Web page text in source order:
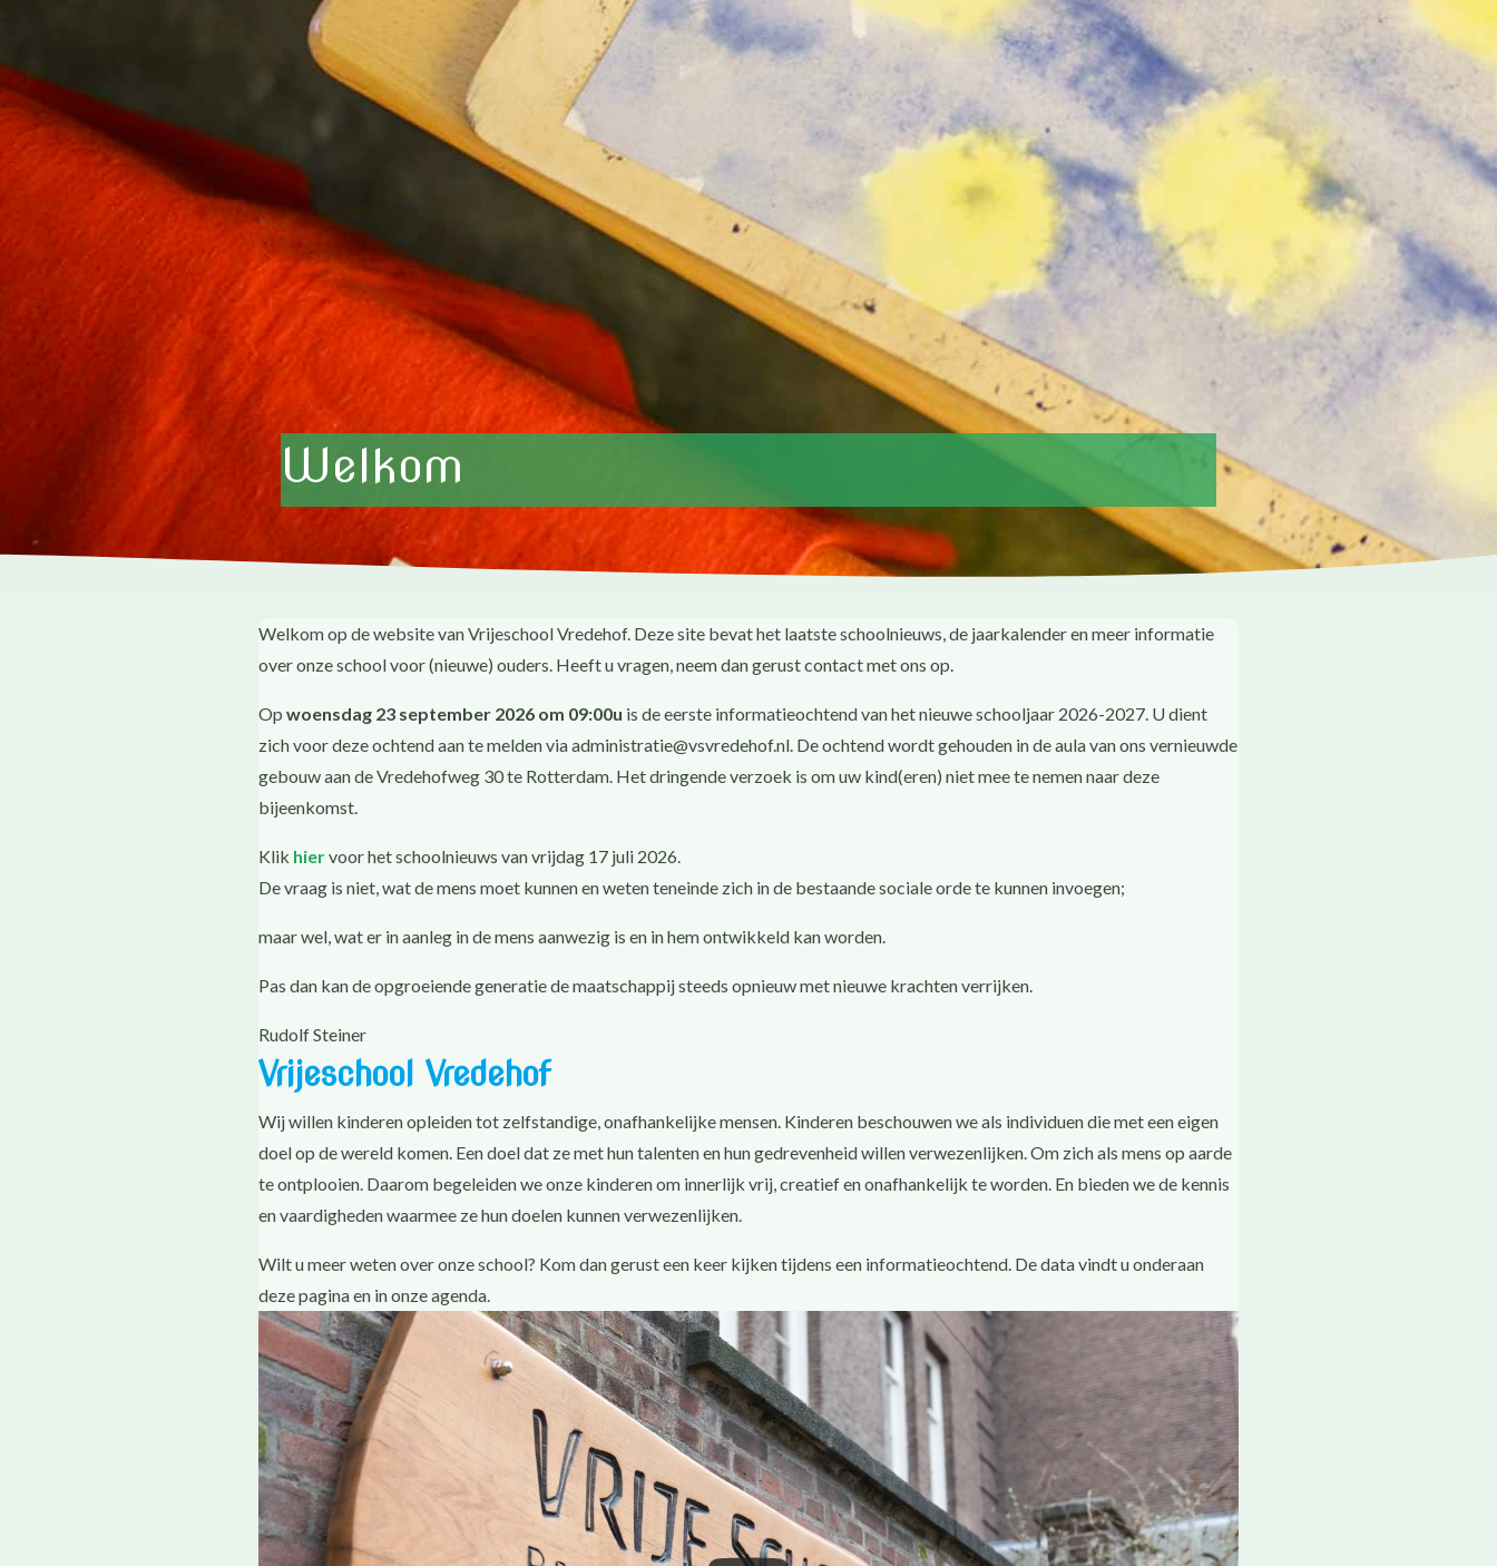
Welkom
Welkom op de website van Vrijeschool Vredehof. Deze site bevat het laatste schoolnieuws, de jaarkalender en meer informatie
over onze school voor (nieuwe) ouders. Heeft u vragen, neem dan gerust contact met ons op.
Op woensdag 23 september 2026 om 09:00u is de eerste informatieochtend van het nieuwe schooljaar 2026-2027. U dient
zich voor deze ochtend aan te melden via administratie@vsvredehof.nl. De ochtend wordt gehouden in de aula van ons vernieuwde
gebouw aan de Vredehofweg 30 te Rotterdam. Het dringende verzoek is om uw kind(eren) niet mee te nemen naar deze
bijeenkomst.
Klik hiervoor het schoolnieuws van vrijdag 17 juli 2026.
De vraag is niet, wat de mens moet kunnen en weten teneinde zich in de bestaande sociale orde te kunnen invoegen;
maar wel, wat er in aanleg in de mens aanwezig is en in hem ontwikkeld kan worden.
Pas dan kan de opgroeiende generatie de maatschappij steeds opnieuw met nieuwe krachten verrijken.
Rudolf Steiner
Vrijeschool Vredehof
Wij willen kinderen opleiden tot zelfstandige, onafhankelijke mensen. Kinderen beschouwen we als individuen die met een eigen
doel op de wereld komen. Een doel dat ze met hun talenten en hun gedrevenheid willen verwezenlijken. Om zich als mens op aarde
te ontplooien. Daarom begeleiden we onze kinderen om innerlijk vrij, creatief en onafhankelijk te worden. En bieden we de kennis
en vaardigheden waarmee ze hun doelen kunnen verwezenlijken.
Wilt u meer weten over onze school? Kom dan gerust een keer kijken tijdens een informatieochtend. De data vindt u onderaan
deze pagina en in onze agenda.